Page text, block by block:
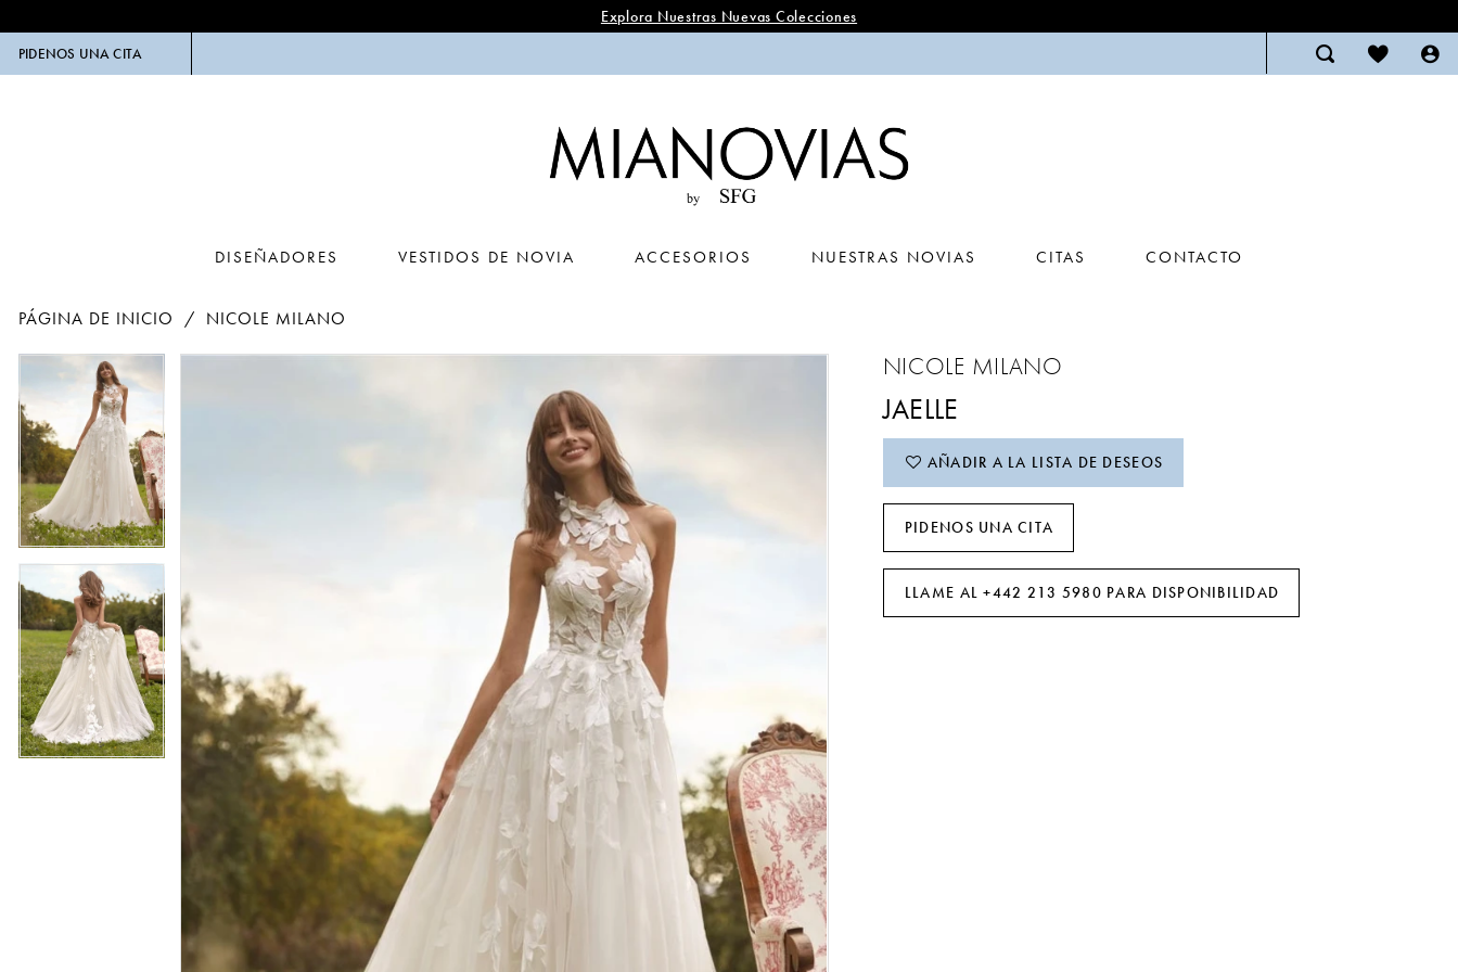
Explora Nuestras Nuevas Colecciones
PIDENOS UNA CITA
DISEÑADORES VESTIDOS DE NOVIA ACCESORIOS NUESTRAS NOVIAS CITAS CONTACTO
PÁGINA DE INICIO NICOLE MILANO
Products
Views
Carousel
to
end
PAUSE AUTOPLAY
PREVIOUS SLIDE
NEXT SLIDE
1
NICOLE MILANO
JAELLE
AÑADIR A LA LISTA DE DESEOS
PIDENOS UNA CITA
LLAME AL +442 213 5980 PARA DISPONIBILIDAD